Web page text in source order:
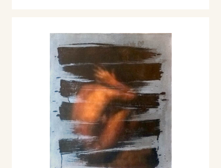
pieghevole mostra, Famiglia Artistica Milanese,
Milano, 14/26 novembre.
1998 - Teodosio Martucci, Yoon Si-Young, Gocce
di Lirico Iperrealismo, pieghevole mostra,
Galleria D'Arte Pigalle, Lamezia Terme (CZ), 21
maggio / 20 giugno.
1999 - Yoon Si-Young, pieghevole mostra,
Cascina Roma in San Donato Milanese, 23/31
1999 - Giannino Giovannoni, Yoon Si-Young,